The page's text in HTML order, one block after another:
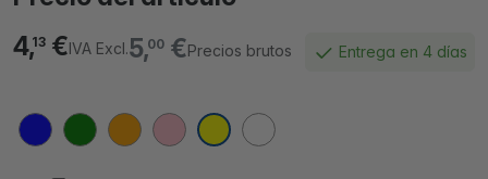
5,00€Precios brutos
4,13 €IVA Excl. Entrega en 4 días